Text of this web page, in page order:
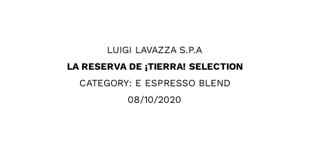
LUIGI LAVAZZA S.P.A
LA RESERVA DE ¡TIERRA! SELECTION
CATEGORY: E ESPRESSO BLEND
08/10/2020